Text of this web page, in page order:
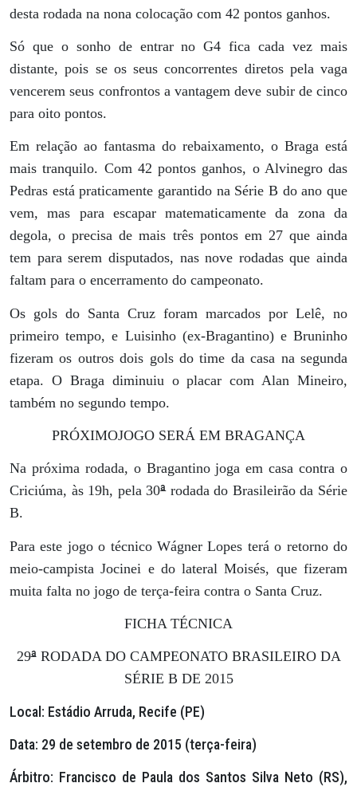
desta rodada na nona colocação com 42 pontos ganhos.
Só que o sonho de entrar no G4 fica cada vez mais
distante, pois se os seus concorrentes diretos pela vaga
vencerem seus confrontos a vantagem deve subir de cinco
para oito pontos.
Em relação ao fantasma do rebaixamento, o Braga está
mais tranquilo. Com 42 pontos ganhos, o Alvinegro das
Pedras está praticamente garantido na Série B do ano que
vem, mas para escapar matematicamente da zona da
degola, o precisa de mais três pontos em 27 que ainda
tem para serem disputados, nas nove rodadas que ainda
faltam para o encerramento do campeonato.
Os gols do Santa Cruz foram marcados por Lelê, no
primeiro tempo, e Luisinho (ex-Bragantino) e Bruninho
fizeram os outros dois gols do time da casa na segunda
etapa. O Braga diminuiu o placar com Alan Mineiro,
também no segundo tempo.
PRÓXIMOJOGO SERÁ EM BRAGANÇA
Na próxima rodada, o Bragantino joga em casa contra o
Criciúma, às 19h, pela 30ªrodada do Brasileirão da Série
B.
Para este jogo o técnico Wágner Lopes terá o retorno do
meio-campista Jocinei e do lateral Moisés, que fizeram
muita falta no jogo de terça-feira contra o Santa Cruz.
FICHA TÉCNICA
29ªRODADA DO CAMPEONATO BRASILEIRO DA
SÉRIE B DE 2015
Local: Estádio Arruda, Recife (PE)
Data: 29 de setembro de 2015 (terça-feira)
Árbitro: Francisco de Paula dos Santos Silva Neto (RS),